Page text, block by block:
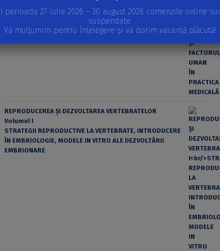
EROAREA ȘI FACTORUL UMAN ÎN PRACTICA MEDICALĂ
REPRODUCEREA ȘI DEZVOLTAREA VERTEBRATELOR
Volumul I
STRATEGII REPRODUCTIVE LA VERTEBRATE, INTRODUCERE
ÎN EMBRIOLOGIE, MODELE IN VITRO ALE DEZVOLTĂRII
EMBRIONARE
perioada 27 iulie 2026 – 30 august 2026 comenzile online
suspendate.
Vă mulțumim pentru înțelegere și vă dorim vacanță plăcută!